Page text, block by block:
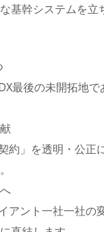
基幹システムを立
最後の未開拓地
約」を透明・公
アント一社一社